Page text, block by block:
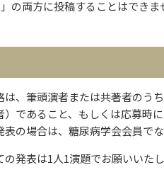
」の両方に投稿することはできま
は、筆頭演者または共著者のう
）であること、もしくは応募時
の場合は、糖尿病学会会員で
発表は1人1演題でお願いいたし